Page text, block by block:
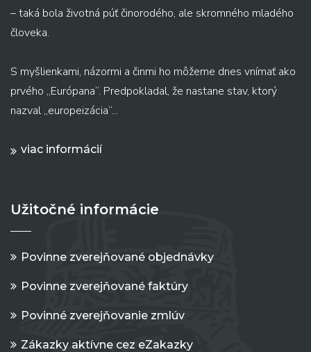
– taká bola životná púť činorodého, ale skromného mladého
človeka.
S myšlienkami, názormi a činmi ho môžeme dnes vnímať ako
prvého „Európana“. Predpokladal, že nastane stav, ktorý
nazval „europeizácia“...
viac informácií
Užitočné informácie
Povinne zverejňované objednávky
Povinne zverejňované faktúry
Povinné zverejňovanie zmlúv
Zákazky aktívne cez eZakazky